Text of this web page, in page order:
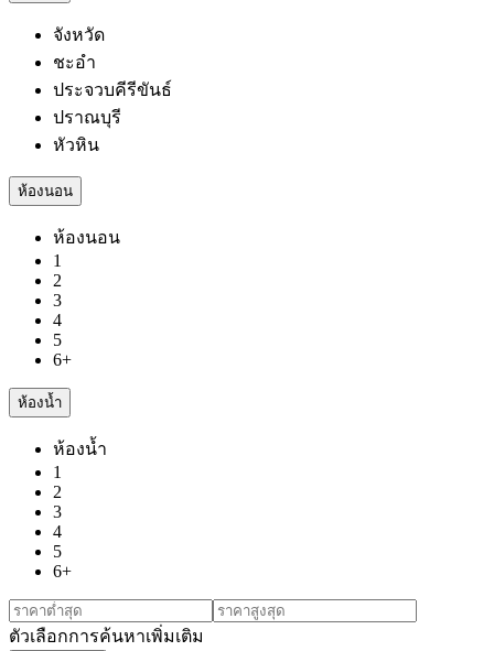
จังหวัด
ชะอำ
ประจวบคีรีขันธ์
ปราณบุรี
หัวหิน
ห้องนอน
ห้องนอน
1
2
3
4
5
6+
ห้องน้ำ
ห้องน้ำ
1
2
3
4
5
6+
ตัวเลือกการค้นหาเพิ่มเติม